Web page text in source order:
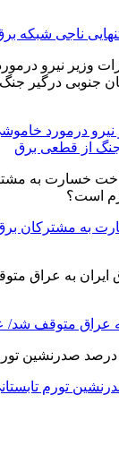
ناجی شبکه
جنگ از قطعی برق
به مشترکان
عراق متوقف